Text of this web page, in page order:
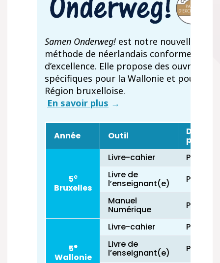
Samen Onderweg! est notre nouvelle
méthode de néerlandais conforme au
d’excellence. Elle propose des ouvrages
spécifiques pour la Wallonie et pour la
Région bruxelloise.
En savoir plus →
Année Outil Date de
5e
Bruxelles
Livre-cahier
Paru
Livre de
l’enseignant(e)
Paru
Manuel
Numérique Paru
5e
Wallonie
Livre-cahier
Paru
Livre de
l’enseignant(e)
Paru